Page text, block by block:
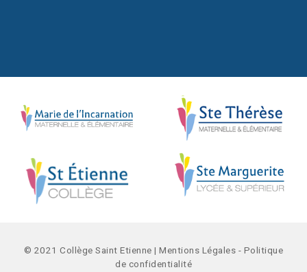
© 2021 Collège Saint Etienne |Mentions Légales - Politique
de confidentialité